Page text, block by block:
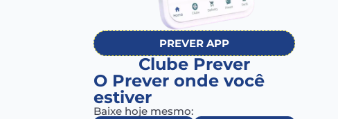
PREVER APP
Clube Prever
O Prever onde você
estiver
Baixe hoje mesmo: